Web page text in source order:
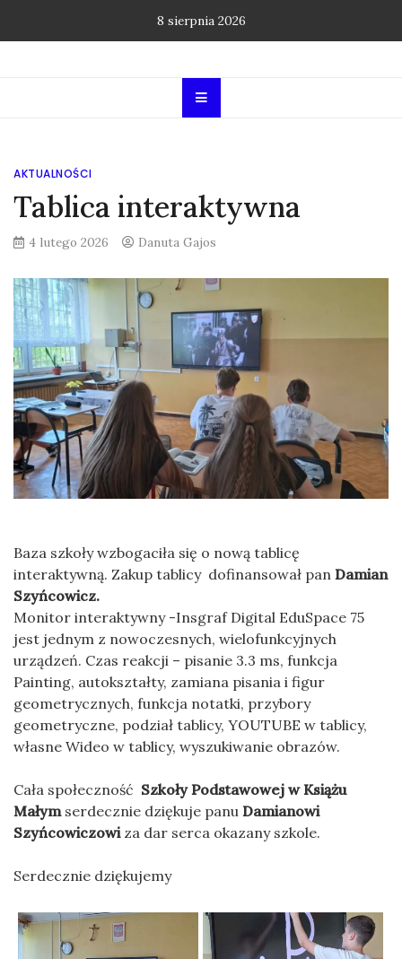
8 sierpnia 2026
AKTUALNOŚCI
Tablica interaktywna
4 lutego 2026 Danuta Gajos
Baza szkoły wzbogaciła się o nową tablicę
interaktywną. Zakup tablicy dofinansował pan Damian
Szyńcowicz.
Monitor interaktywny -Insgraf Digital EduSpace 75
jest jednym z nowoczesnych, wielofunkcyjnych
urządzeń. Czas reakcji – pisanie 3.3 ms, funkcja
Painting, autokształty, zamiana pisania i figur
geometrycznych, funkcja notatki, przybory
geometryczne, podział tablicy, YOUTUBE w tablicy,
własne Wideo w tablicy, wyszukiwanie obrazów.
Cała społeczność Szkoły Podstawowej w Książu
Małymserdecznie dziękuje panu Damianowi
Szyńcowiczowiza dar serca okazany szkole.
Serdecznie dziękujemy